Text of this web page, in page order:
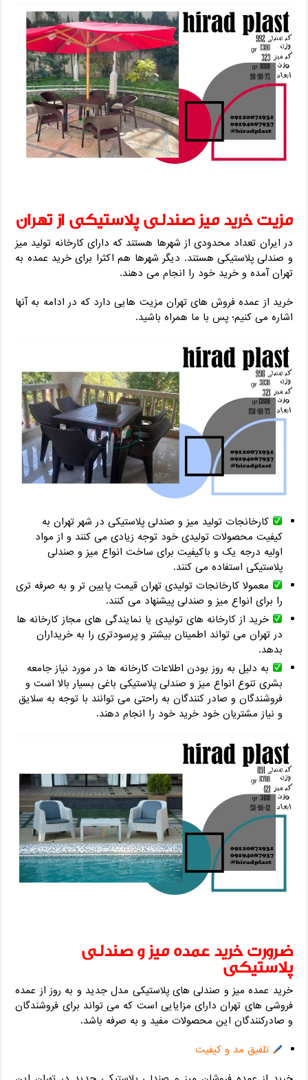
مزیت خرید میز صندلی پلاستیکی از تهران
در ایران تعداد محدودی از شهرها هستند که دارای کارخانه تولید میز
و صندلی پلاستیکی هستند. دیگر شهرها هم اکثرا برای خرید عمده به
تهران آمده و خرید خود را انجام می دهند.
خرید از عمده فروش های تهران مزیت هایی دارد که در ادامه به آنها
اشاره می کنیم؛ پس با ما همراه باشید.
کارخانجات تولید میز و صندلی پلاستیکی در شهر تهران به
کیفیت محصولات تولیدی خود توجه زیادی می کنند و از مواد
اولیه درجه یک و باکیفیت برای ساخت انواع میز و صندلی
پلاستیکی استفاده می کنند.
معمولا کارخانجات تولیدی تهران قیمت پایین تر و به صرفه تری
را برای انواع میز و صندلی پیشنهاد می کنند.
خرید از کارخانه های تولیدی یا نمایندگی های مجاز کارخانه ها
در تهران می تواند اطمینان بیشتر و پرسودتری را به خریداران
بدهد.
به دلیل به روز بودن اطلاعات کارخانه ها در مورد نیاز جامعه
بشری تنوع انواع میز و صندلی پلاستیکی باغی بسیار بالا است و
فروشندگان و صادر کنندگان به راحتی می توانند با توجه به سلایق
و نیاز مشتریان خود خرید خود را انجام دهند.
ضرورت خرید عمده میز و صندلی
پلاستیکی
خرید عمده میز و صندلی های پلاستیکی مدل جدید و به روز از عمده
فروشی های تهران دارای مزایایی است که می تواند برای فروشندگان
و صادرکنندگان این محصولات مفید و به صرفه باشد.
تلفیق مد و کیفیت